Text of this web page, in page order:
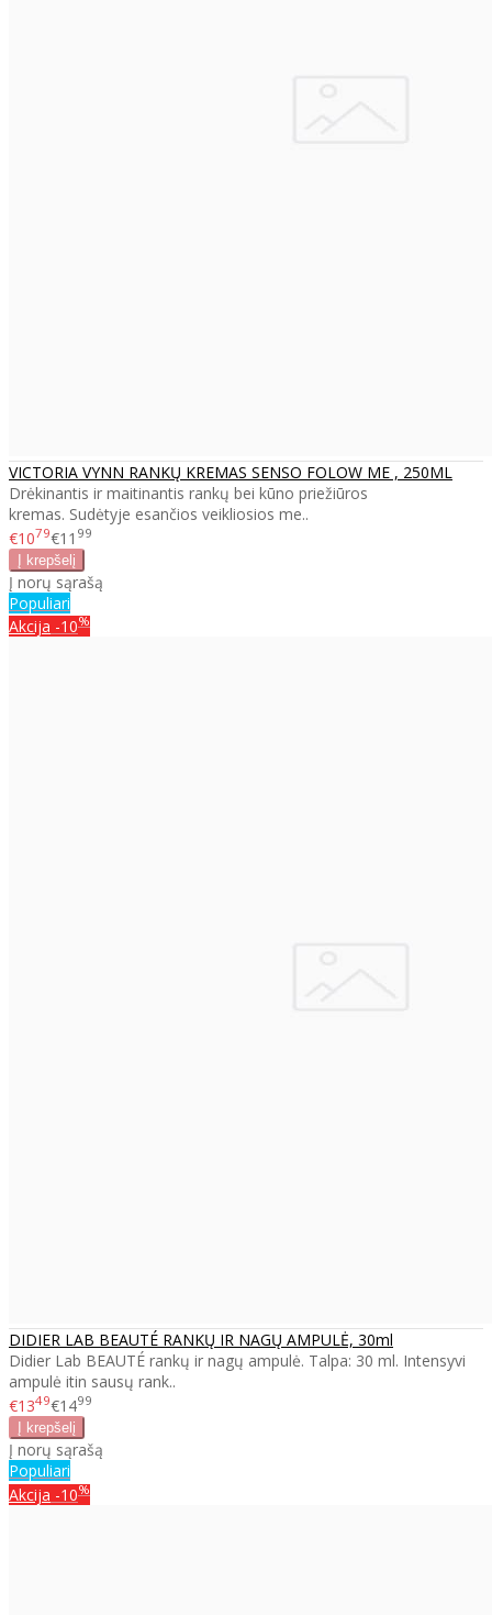
VICTORIA VYNN RANKŲ KREMAS SENSO FOLOW ME , 250ML
Drėkinantis ir maitinantis rankų bei kūno priežiūros
kremas. Sudėtyje esančios veikliosios me..
€1079€11 99
Į norų sąrašą
Populiari
Akcija -10%
DIDIER LAB BEAUTÉ RANKŲ IR NAGŲ AMPULĖ, 30ml
Didier Lab BEAUTÉ rankų ir nagų ampulė. Talpa: 30 ml. Intensyvi
ampulė itin sausų rank..
€1349€1499
Į norų sąrašą
Populiari
Akcija -10%